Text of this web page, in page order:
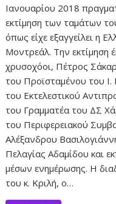
Ιανουαρίου 2018
εκτίμηση των ταμάτων
όπως είχε εξαγγείλει η
Μοντρεάλ. Την εκτίμηση
χρυσοχόοι, Πέτρος
του Προϊσταμένου του
του Εκτελεστικού
του Γραμματέα του ΔΣ
του Περιφερειακού
Αλέξανδρου
Πελαγίας Αδαμίδου και
μέσων ενημέρωσης. Η
του κ. Κριλή, ο…